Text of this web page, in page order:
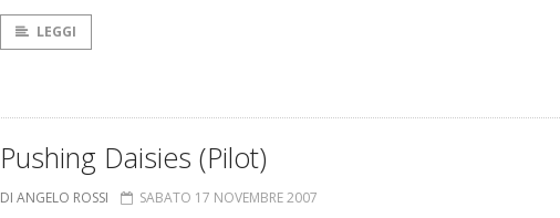
LEGGI
Pushing Daisies (Pilot)
DI ANGELO ROSSI SABATO 17 NOVEMBRE 2007